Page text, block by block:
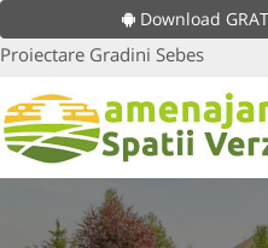
Download
Proiectare Gradini Sebes